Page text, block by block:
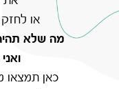
או
מה שלא
כאן תמצאו